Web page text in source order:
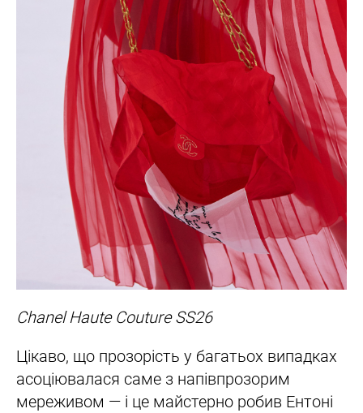
Chanel Haute Couture SS26
Цікаво, що прозорість у багатьох випадках
асоціювалася саме з напівпрозорим
мереживом — і це майстерно робив Ентоні